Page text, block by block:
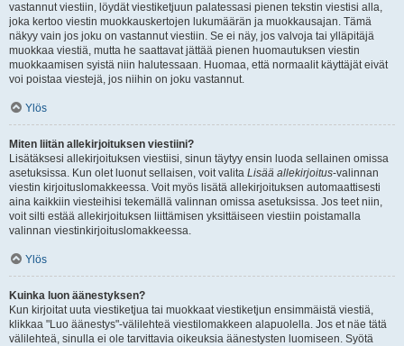
vastannut viestiin, löydät viestiketjuun palatessasi pienen tekstin viestisi alla,
joka kertoo viestin muokkauskertojen lukumäärän ja muokkausajan. Tämä
näkyy vain jos joku on vastannut viestiin. Se ei näy, jos valvoja tai ylläpitäjä
muokkaa viestiä, mutta he saattavat jättää pienen huomautuksen viestin
muokkaamisen syistä niin halutessaan. Huomaa, että normaalit käyttäjät eivät
voi poistaa viestejä, jos niihin on joku vastannut.
Ylös
Miten liitän allekirjoituksen viestiini?
Lisätäksesi allekirjoituksen viestiisi, sinun täytyy ensin luoda sellainen omissa
asetuksissa. Kun olet luonut sellaisen, voit valita Lisää allekirjoitus-valinnan
viestin kirjoituslomakkeessa. Voit myös lisätä allekirjoituksen automaattisesti
aina kaikkiin viesteihisi tekemällä valinnan omissa asetuksissa. Jos teet niin,
voit silti estää allekirjoituksen liittämisen yksittäiseen viestiin poistamalla
valinnan viestinkirjoituslomakkeessa.
Ylös
Kuinka luon äänestyksen?
Kun kirjoitat uuta viestiketjua tai muokkaat viestiketjun ensimmäistä viestiä,
klikkaa "Luo äänestys"-välilehteä viestilomakkeen alapuolella. Jos et näe tätä
välilehteä, sinulla ei ole tarvittavia oikeuksia äänestysten luomiseen. Syötä